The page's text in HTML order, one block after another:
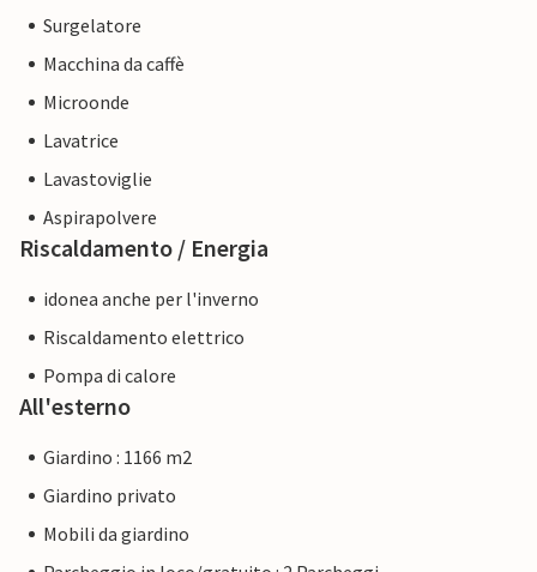
Surgelatore
Macchina da caffè
Microonde
Lavatrice
Lavastoviglie
Aspirapolvere
Riscaldamento / Energia
idonea anche per l'inverno
Riscaldamento elettrico
Pompa di calore
All'esterno
Giardino : 1166 m2
Giardino privato
Mobili da giardino